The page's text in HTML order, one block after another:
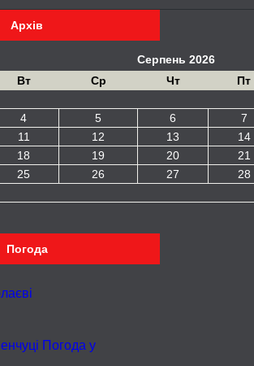
Архів
Серпень 2026
Вт Ср Чт Пт
4 5 6
7
11 12 13
14
18 19 20
21
25 26 27
28
Погода
Погода у